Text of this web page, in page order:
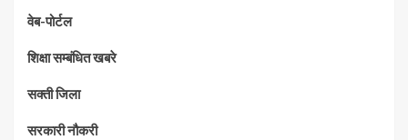
वेब-पोर्टल
शिक्षा सम्बंधित खबरे
सक्ती जिला
सरकारी नौकरी